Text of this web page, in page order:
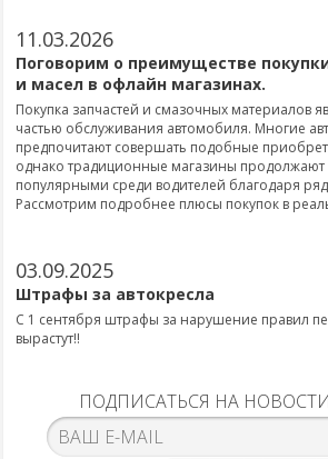
11.03.2026
Поговорим о преимуществе
и масел в офлайн магазинах.
Покупка запчастей и смазочных материалов
частью обслуживания автомобиля. Многие
предпочитают совершать подобные
однако традиционные магазины продолжают
популярными среди водителей благодаря
Рассмотрим подробнее плюсы покупок в
03.09.2025
Штрафы за автокресла
С 1 сентября штрафы за нарушение правил
вырастут!!
ПОДПИСАТЬСЯ НА